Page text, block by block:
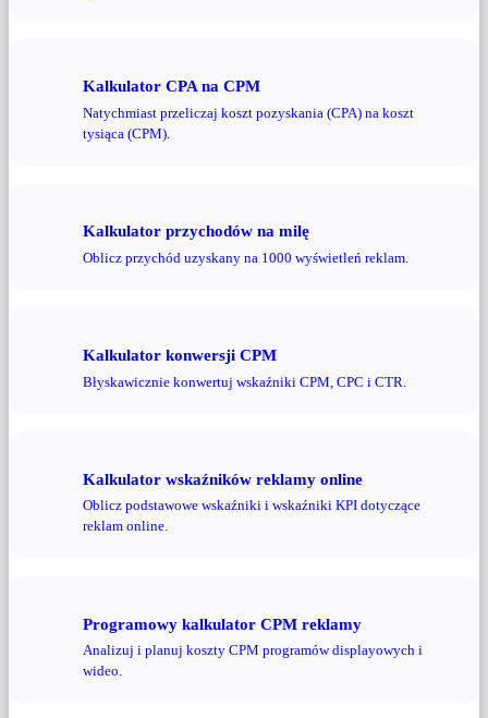
Kalkulator CPA na CPM
Natychmiast przeliczaj koszt pozyskania (CPA) na koszt
tysiąca (CPM).
Kalkulator przychodów na milę
Oblicz przychód uzyskany na 1000 wyświetleń reklam.
Kalkulator konwersji CPM
Błyskawicznie konwertuj wskaźniki CPM, CPC i CTR.
Kalkulator wskaźników reklamy online
Oblicz podstawowe wskaźniki i wskaźniki KPI dotyczące
reklam online.
Programowy kalkulator CPM reklamy
Analizuj i planuj koszty CPM programów displayowych i
wideo.